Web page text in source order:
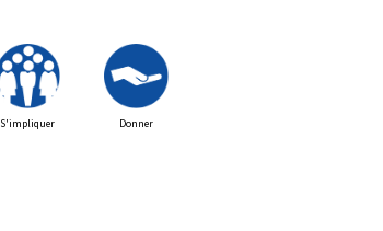
S'impliquer Donner